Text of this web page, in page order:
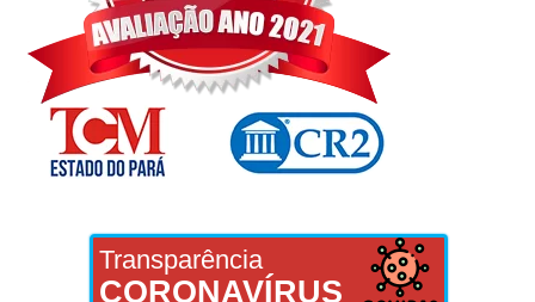
Transparência
CORONAVÍRUS